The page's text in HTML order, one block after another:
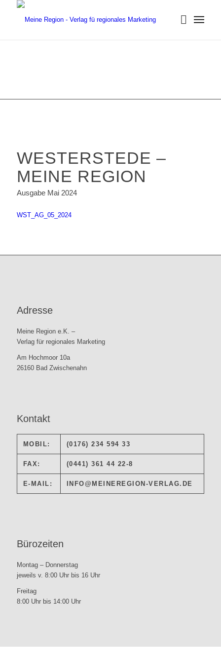
WESTERSTEDE –
MEINE REGION
Ausgabe Mai 2024
WST_AG_05_2024
Adresse
Meine Region e.K. –
Verlag für regionales Marketing
Am Hochmoor 10a
26160 Bad Zwischenahn
Kontakt
MOBIL: (0176) 234 594 33
FAX: (0441) 361 44 22-8
E-MAIL: INFO@MEINEREGION-VERLAG.DE
Bürozeiten
Montag – Donnerstag
jeweils v. 8:00 Uhr bis 16 Uhr
Freitag
8:00 Uhr bis 14:00 Uhr